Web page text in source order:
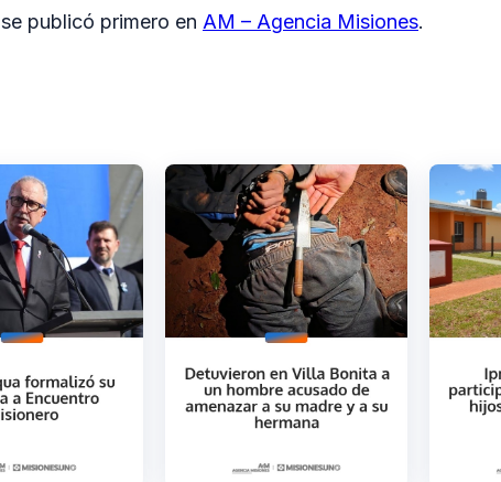
se publicó primero en AM – Agencia Misiones.